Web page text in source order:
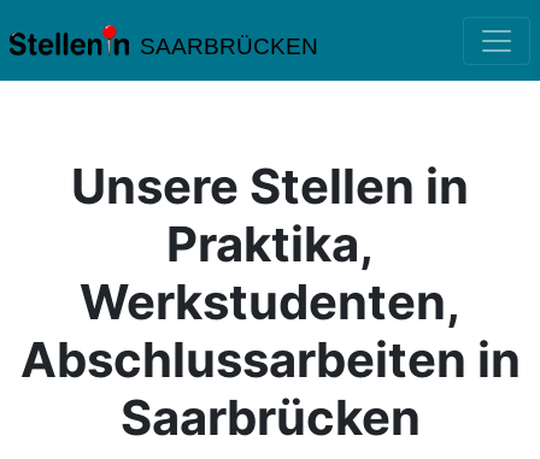
SAARBRÜCKEN
Unsere Stellen in
Praktika,
Werkstudenten,
Abschlussarbeiten in
Saarbrücken